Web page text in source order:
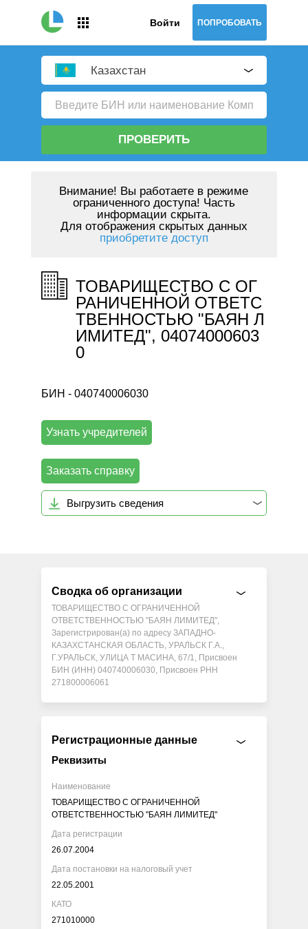
Войти ПОПРОБОВАТЬ
Казахстан
ПРОВЕРИТЬ
Внимание! Вы работаете в режиме
ограниченного доступа! Часть
информации скрыта.
Для отображения скрытых данных
приобретите доступ
ТОВАРИЩЕСТВО С ОГ
РАНИЧЕННОЙ ОТВЕТС
ТВЕННОСТЬЮ "БАЯН Л
ИМИТЕД", 04074000603
0
БИН - 040740006030
Узнать учредителей
Заказать справку
Выгрузить сведения
Сводка об организации
ТОВАРИЩЕСТВО С ОГРАНИЧЕННОЙ
ОТВЕТСТВЕННОСТЬЮ "БАЯН ЛИМИТЕД",
Зарегистрирован(а) по адресу ЗАПАДНО-
КАЗАХСТАНСКАЯ ОБЛАСТЬ, УРАЛЬСК Г.А.,
Г.УРАЛЬСК, УЛИЦА Т МАСИНА, 67/1, Присвоен
БИН (ИНН) 040740006030, Присвоен РНН
271800006061
Регистрационные данные
Реквизиты
Наименование
ТОВАРИЩЕСТВО С ОГРАНИЧЕННОЙ
ОТВЕТСТВЕННОСТЬЮ "БАЯН ЛИМИТЕД"
Дата регистрации
26.07.2004
Дата постановки на налоговый учет
22.05.2001
КАТО
271010000